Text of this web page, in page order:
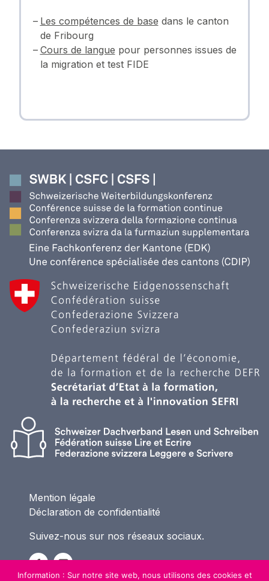
Les compétences de base dans le canton
de Fribourg
Cours de langue pour personnes issues de
la migration et test FIDE
Mention légale
Déclaration de confidentialité
Suivez-nous sur nos réseaux sociaux.
Information : Sur notre site web, nous utilisons des cookies et